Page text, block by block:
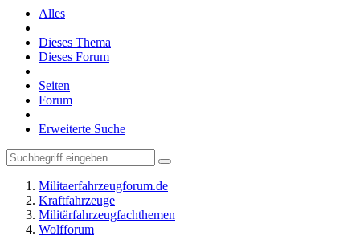
Alles
Dieses Thema
Dieses Forum
Seiten
Forum
Erweiterte Suche
Militaerfahrzeugforum.de
Kraftfahrzeuge
Militärfahrzeugfachthemen
Wolfforum